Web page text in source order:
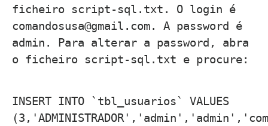
ficheiro script-sql.txt. O login é
comandosusa@gmail.com. A password é
admin. Para alterar a password, abra
o ficheiro script-sql.txt e procure:
INSERT INTO `tbl_usuarios` VALUES